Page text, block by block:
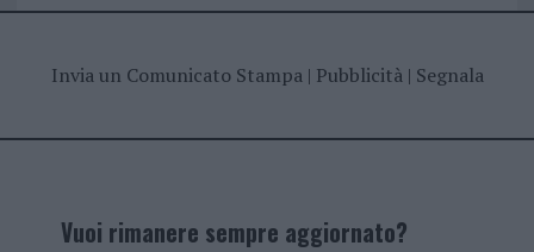
Invia un Comunicato Stampa| Pubblicità| Segnala
Vuoi rimanere sempre aggiornato?